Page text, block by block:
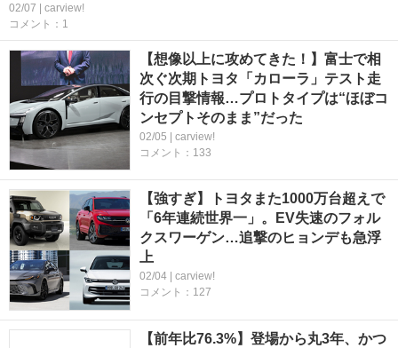
02/07 | carview!
コメント：1
【想像以上に攻めてきた！】富士で相
次ぐ次期トヨタ「カローラ」テスト走
行の目撃情報…プロトタイプは“ほぼコ
ンセプトそのまま”だった
02/05 | carview!
コメント：133
【強すぎ】トヨタまた1000万台超えで
「6年連続世界一」。EV失速のフォル
クスワーゲン…追撃のヒョンデも急浮
上
02/04 | carview!
コメント：127
【前年比76.3%】登場から丸3年、かつ